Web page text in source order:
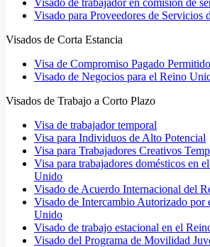
Visado para Proveedores de Servicios
Visados de Corta Estancia
Visa de Compromiso Pagado Permitido
Visado de Negocios para el Reino
Visados de Trabajo a Corto Plazo
Visa de trabajador temporal
Visa para Individuos de Alto Potencial
Visa para Trabajadores Creativos
Visa para trabajadores domésticos en
Unido
Visado de Acuerdo Internacional del
Visado de Intercambio Autorizado por
Unido
Visado de trabajo estacional en el
Visado del Programa de Movilidad